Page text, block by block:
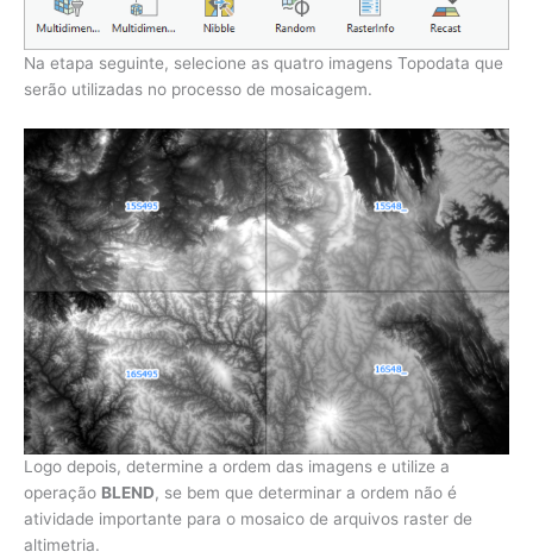
Na etapa seguinte, selecione as quatro imagens Topodata que
serão utilizadas no processo de mosaicagem.
Logo depois, determine a ordem das imagens e utilize a
operação BLEND, se bem que determinar a ordem não é
atividade importante para o mosaico de arquivos raster de
altimetria.